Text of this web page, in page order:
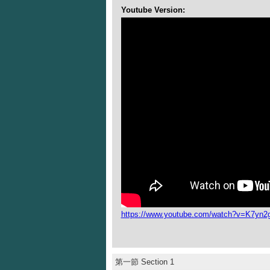
Youtube Version:
https://www.youtube.com/
第一節 Section 1